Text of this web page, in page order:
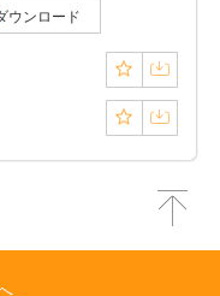
ウンロード